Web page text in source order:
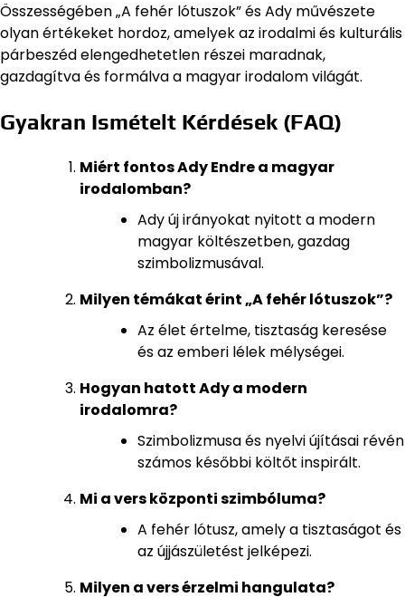
Összességében „A fehér lótuszok” és Ady művészete
olyan értékeket hordoz, amelyek az irodalmi és kulturális
párbeszéd elengedhetetlen részei maradnak,
gazdagítva és formálva a magyar irodalom világát.
Gyakran Ismételt Kérdések (FAQ)
Miért fontos Ady Endre a magyar
irodalomban?
Ady új irányokat nyitott a modern
magyar költészetben, gazdag
szimbolizmusával.
Milyen témákat érint „A fehér lótuszok”?
Az élet értelme, tisztaság keresése
és az emberi lélek mélységei.
Hogyan hatott Ady a modern
irodalomra?
Szimbolizmusa és nyelvi újításai révén
számos későbbi költőt inspirált.
Mi a vers központi szimbóluma?
A fehér lótusz, amely a tisztaságot és
az újjászületést jelképezi.
Milyen a vers érzelmi hangulata?